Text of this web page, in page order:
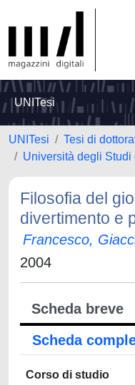
UNITesi
UNITesi
Tesi di
Università degli Studi
Filosofia del
divertimento e
Francesco,
2004
Scheda breve
Scheda
Corso di studio